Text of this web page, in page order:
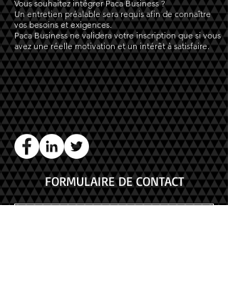
Vous souhaitez intégrer Paca Business ?
Un entretien préalable sera requis afin de connaître
vos besoins et exigences.
Paca Business ne validera votre inscription que si vous
avez une réelle motivation et un intérêt à satisfaire.
FORMULAIRE DE CONTACT